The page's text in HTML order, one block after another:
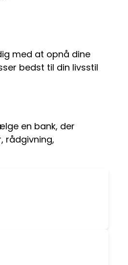
med at opnå dine
bedst til din livsstil
en bank, der
rådgivning,